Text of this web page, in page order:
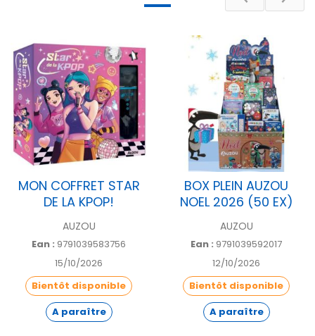
MON COFFRET STAR
DE LA KPOP!
AUZOU
Ean : 9791039583756
15/10/2026
Bientôt disponible
A paraître
BOX PLEIN AUZOU
NOEL 2026 (50 EX)
AUZOU
Ean : 9791039592017
12/10/2026
Bientôt disponible
A paraître